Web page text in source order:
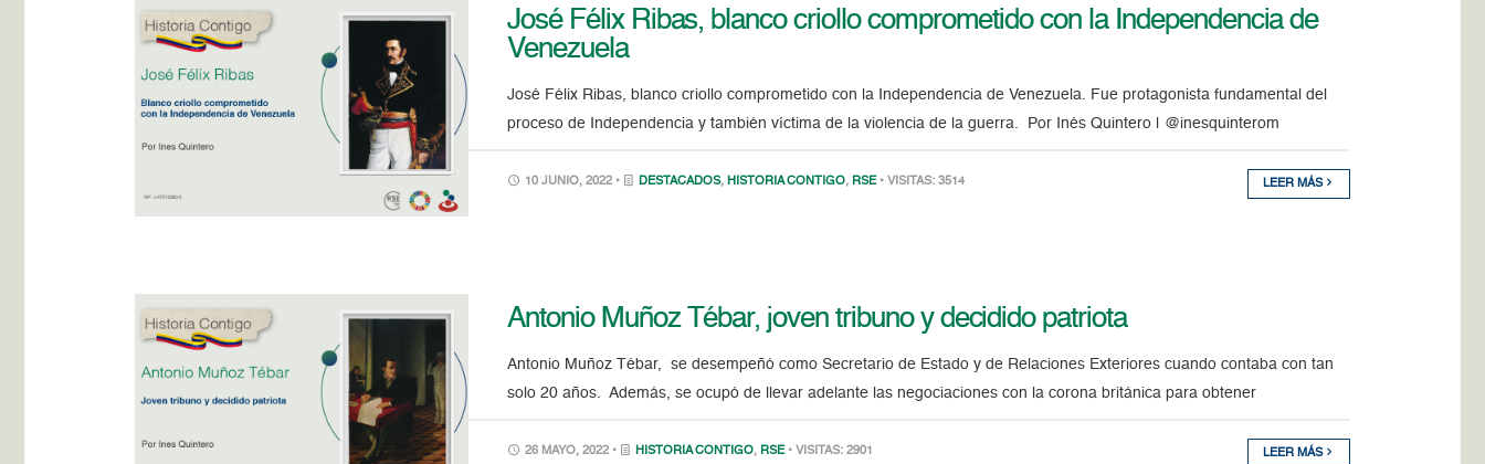
José Félix Ribas, blanco criollo comprometido con la Independencia de
Venezuela
José Félix Ribas, blanco criollo comprometido con la Independencia de Venezuela. Fue protagonista fundamental del
proceso de Independencia y también víctima de la violencia de la guerra. Por Inés Quintero | @inesquinterom
10 JUNIO, 2022 • DESTACADOS,HISTORIA CONTIGO, RSE • VISITAS: 3514 LEER MÁS
Antonio Muñoz Tébar, joven tribuno y decidido patriota
Antonio Muñoz Tébar, se desempeñó como Secretario de Estado y de Relaciones Exteriores cuando contaba con tan
solo 20 años. Además, se ocupó de llevar adelante las negociaciones con la corona británica para obtener
26 MAYO, 2022 • HISTORIA CONTIGO, RSE • VISITAS: 2901 LEER MÁS